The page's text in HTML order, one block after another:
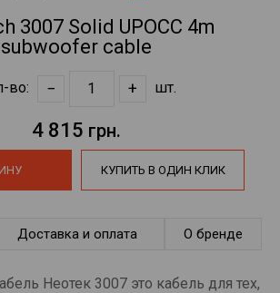
3007 Solid UPOCC 4m
subwoofer cable
во: − + шт.
4 815 грн.
КУПИТЬ В ОДИН КЛИК
Доставка и оплата О бренде
Неотек 3007 это кабель для тех,